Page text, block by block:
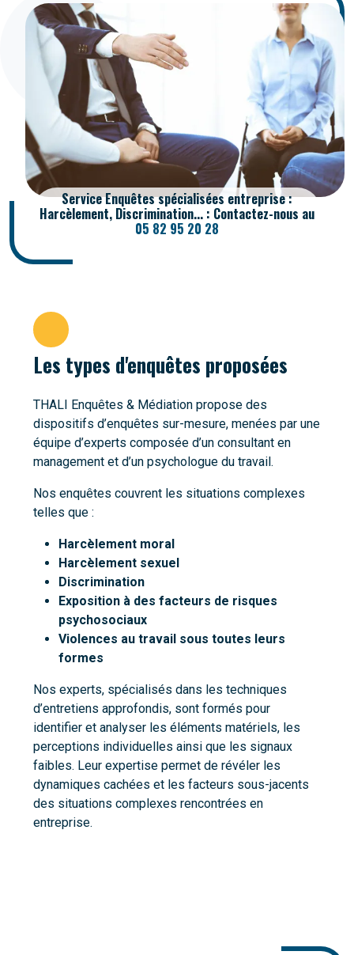
Service Enquêtes spécialisées entreprise :
Harcèlement, Discrimination... : Contactez-nous au
05 82 95 20 28
Les types d'enquêtes proposées
THALI Enquêtes & Médiation propose des
dispositifs d’enquêtes sur-mesure, menées par une
équipe d’experts composée d’un consultant en
management et d’un psychologue du travail.
Nos enquêtes couvrent les situations complexes
telles que :
Harcèlement moral
Harcèlement sexuel
Discrimination
Exposition à des facteurs de risques
psychosociaux
Violences au travail sous toutes leurs
formes
Nos experts, spécialisés dans les techniques
d’entretiens approfondis, sont formés pour
identifier et analyser les éléments matériels, les
perceptions individuelles ainsi que les signaux
faibles. Leur expertise permet de révéler les
dynamiques cachées et les facteurs sous-jacents
des situations complexes rencontrées en
entreprise.